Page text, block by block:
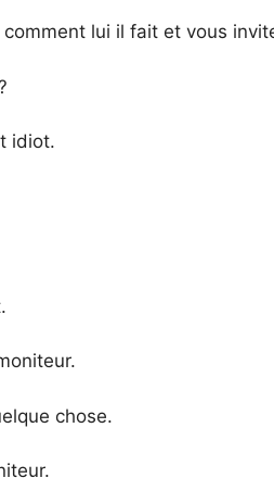
lui il fait et vous
idiot.
chose.